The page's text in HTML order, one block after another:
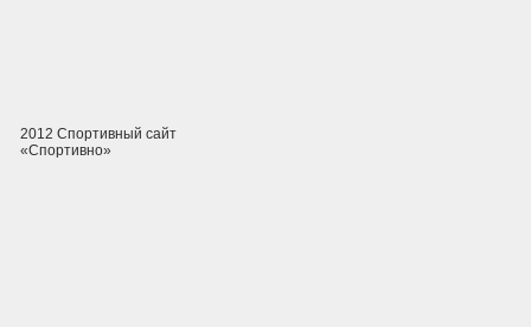
2012 Спортивный сайт
«Спортивно»